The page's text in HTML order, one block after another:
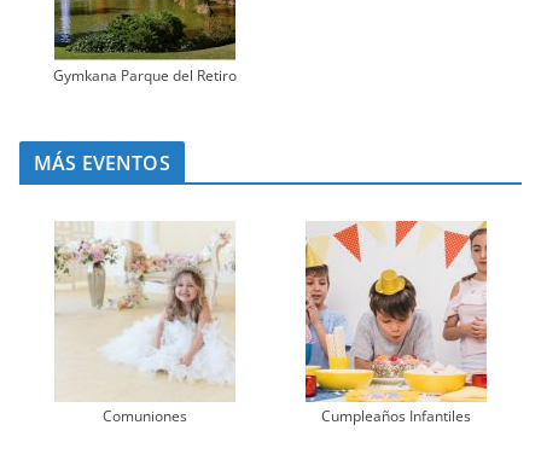
Gymkana Parque del Retiro
MÁS EVENTOS
Comuniones Cumpleaños Infantiles